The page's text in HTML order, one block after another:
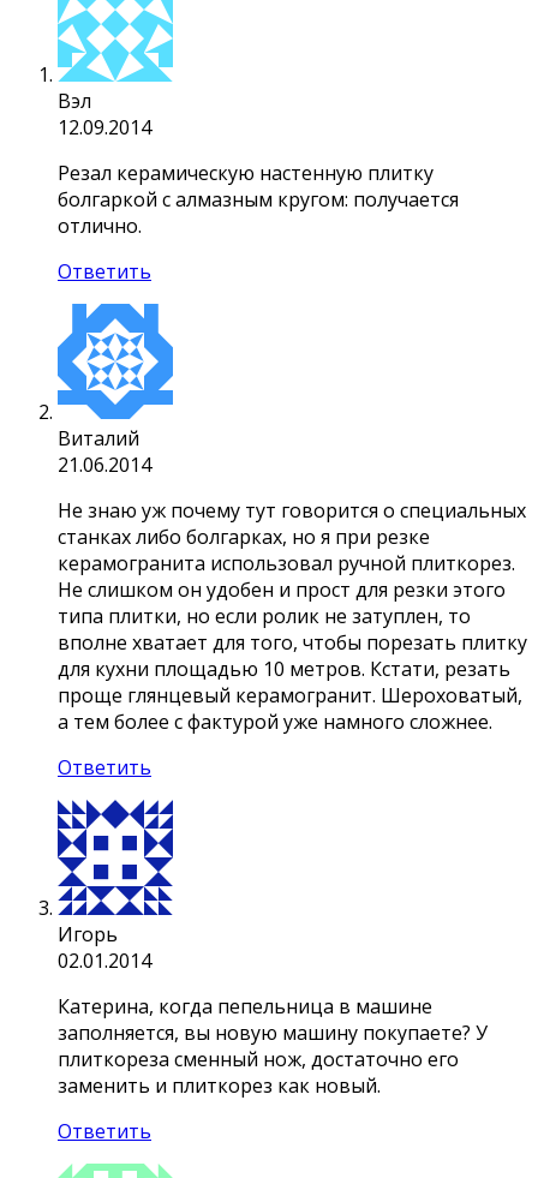
Вэл
12.09.2014
Резал керамическую настенную плитку
болгаркой с алмазным кругом: получается
отлично.
Ответить
Виталий
21.06.2014
Не знаю уж почему тут говорится о специальных
станках либо болгарках, но я при резке
керамогранита использовал ручной плиткорез.
Не слишком он удобен и прост для резки этого
типа плитки, но если ролик не затуплен, то
вполне хватает для того, чтобы порезать плитку
для кухни площадью 10 метров. Кстати, резать
проще глянцевый керамогранит. Шероховатый,
а тем более с фактурой уже намного сложнее.
Ответить
Игорь
02.01.2014
Катерина, когда пепельница в машине
заполняется, вы новую машину покупаете? У
плиткореза сменный нож, достаточно его
заменить и плиткорез как новый.
Ответить